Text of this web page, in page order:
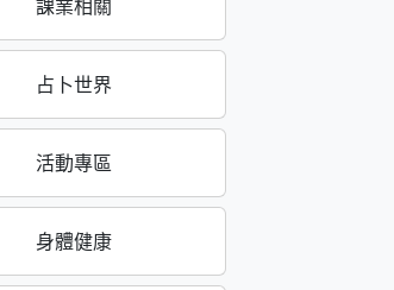
課業相關
占卜世界
活動專區
身體健康